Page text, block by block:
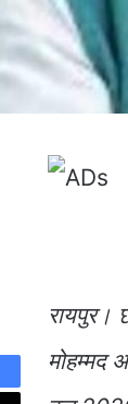
रायपुर।
मोहम्मद